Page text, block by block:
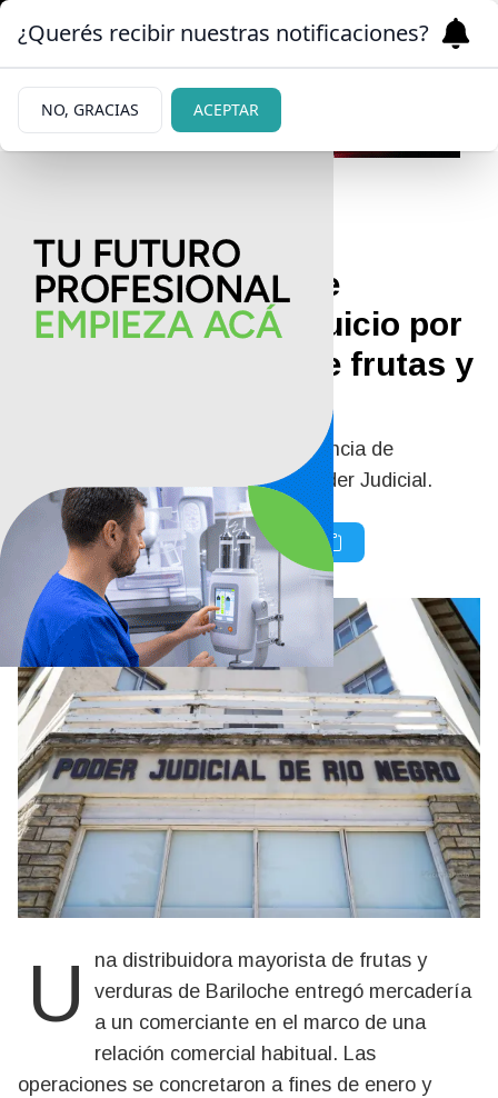
03/07/2026
Una distribuidora de
Bariloche ganó un juicio por
facturas impagas de frutas y
El deudor no se presentó a la instancia de
mediación y el conflicto llegó al Poder Judicial.
Una distribuidora mayorista de frutas y
verduras de Bariloche entregó mercadería
a un comerciante en el marco de una
relación comercial habitual. Las
operaciones se concretaron a fines de enero y
¿Querés recibir nuestras notificaciones?
NO, GRACIAS ACEPTAR